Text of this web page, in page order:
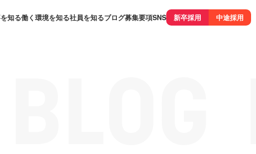
知る働く環境を知る社員を知るブログ募集要項SNS 新卒採用 中途採用